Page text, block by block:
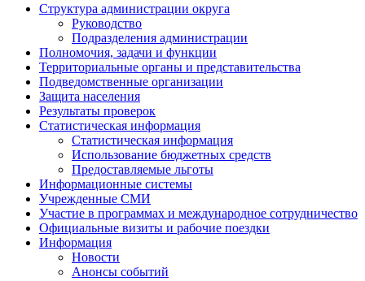
Структура администрации округа
Руководство
Подразделения администрации
Полномочия, задачи и функции
Территориальные органы и представительства
Подведомственные организации
Защита населения
Результаты проверок
Статистическая информация
Статистическая информация
Использование бюджетных средств
Предоставляемые льготы
Информационные системы
Учрежденные СМИ
Участие в программах и международное сотрудничество
Официальные визиты и рабочие поездки
Информация
Новости
Анонсы событий